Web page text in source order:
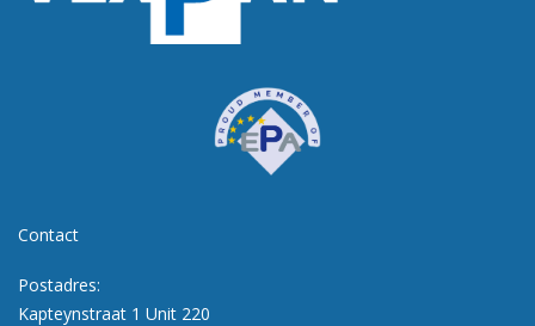
Contact
Postadres:
Kapteynstraat 1 Unit 220